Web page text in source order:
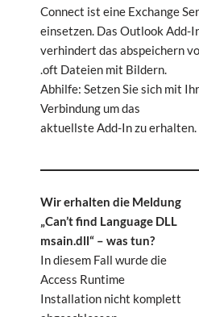
Connect ist eine Exchange
einsetzen. Das Outlook Add-
verhindert das abspeichern
.oft Dateien mit Bildern.
Abhilfe: Setzen Sie sich mit
Verbindung um das
aktuellste Add-In zu erhalten.
Wir erhalten die Meldung
„Can’t find Language DLL
msain.dll“ – was tun?
In diesem Fall wurde die
Access Runtime
Installation nicht komplett